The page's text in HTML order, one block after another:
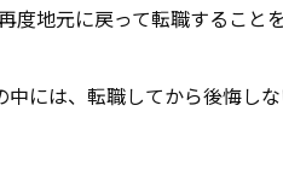
地元に戻って転職すること
には、転職してから後悔し